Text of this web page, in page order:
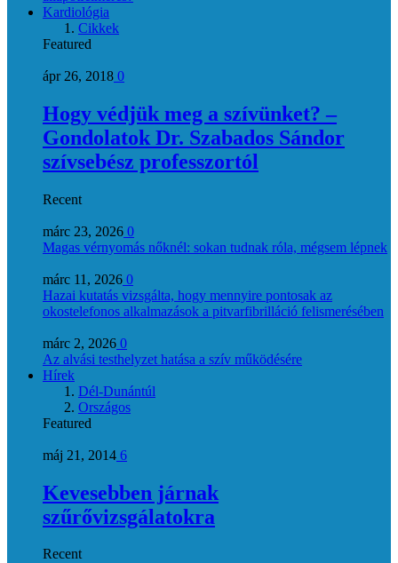
Kardiológia
Cikkek
Featured
ápr 26, 2018 0
Hogy védjük meg a szívünket? –
Gondolatok Dr. Szabados Sándor
szívsebész professzortól
Recent
márc 23, 2026 0
Magas vérnyomás nőknél: sokan tudnak róla, mégsem lépnek
márc 11, 2026 0
Hazai kutatás vizsgálta, hogy mennyire pontosak az
okostelefonos alkalmazások a pitvarfibrilláció felismerésében
márc 2, 2026 0
Az alvási testhelyzet hatása a szív működésére
Hírek
Dél-Dunántúl
Országos
Featured
máj 21, 2014 6
Kevesebben járnak
szűrővizsgálatokra
Recent